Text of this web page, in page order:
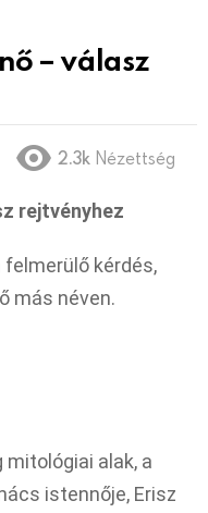
– válasz
2.3k Nézettség
rejtvényhez
kérdés,
más néven.
alak, a
istennője, Erisz